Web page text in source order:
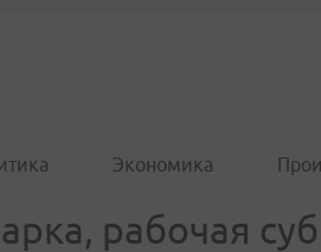
Экономика
рабочая